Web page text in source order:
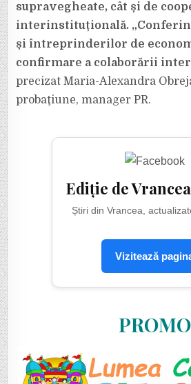
supravegheate, cât și de
interinstituțională.
și întreprinderilor de
confirmare a colaborării
precizat Maria-Alexandra
probaţiune, manager PR.
Ediție de
Știri din Vrancea,
Vizitează
PROMO